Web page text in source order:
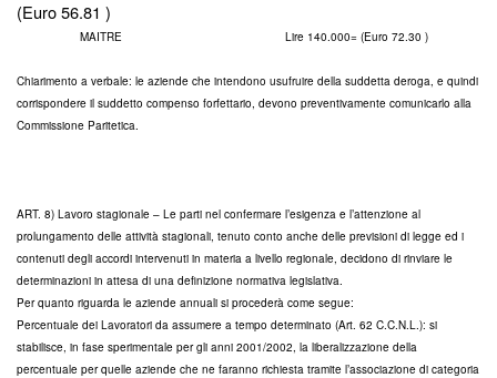
(Euro 56.81 )
MAITRE Lire 140.000= (Euro 72.30 )
Chiarimento a verbale: le aziende che intendono usufruire della suddetta deroga, e quindi
corrispondere il suddetto compenso forfettario, devono preventivamente comunicarlo alla
Commissione Paritetica.
ART. 8) Lavoro stagionale – Le parti nel confermare l’esigenza e l’attenzione al
prolungamento delle attività stagionali, tenuto conto anche delle previsioni di legge ed i
contenuti degli accordi intervenuti in materia a livello regionale, decidono di rinviare le
determinazioni in attesa di una definizione normativa legislativa.
Per quanto riguarda le aziende annuali si procederà come segue:
Percentuale dei Lavoratori da assumere a tempo determinato (Art. 62 C.C.N.L.): si
stabilisce, in fase sperimentale per gli anni 2001/2002, la liberalizzazione della
percentuale per quelle aziende che ne faranno richiesta tramite l’associazione di categoria